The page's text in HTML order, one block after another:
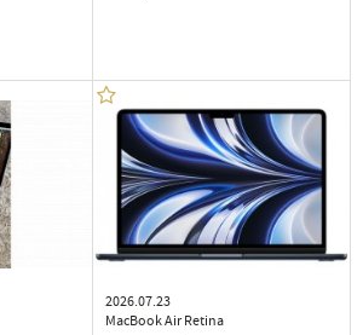
2026.07.23
MacBook Air Retina